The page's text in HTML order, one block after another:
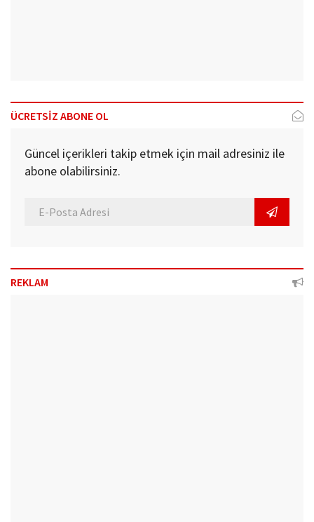
ÜCRETSİZ ABONE OL
Güncel içerikleri takip etmek için mail adresiniz ile
abone olabilirsiniz.
REKLAM